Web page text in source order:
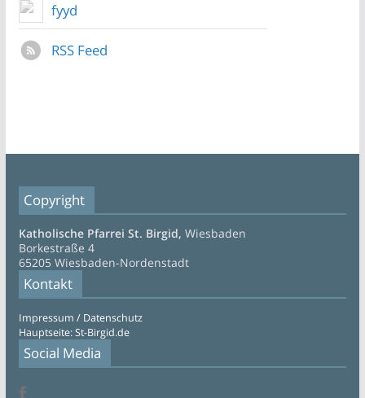
fyyd
RSS Feed
Copyright
Katholische Pfarrei St. Birgid, Wiesbaden
Borkestraße 4
65205 Wiesbaden-Nordenstadt
Kontakt
Impressum / Datenschutz
Hauptseite: St-Birgid.de
Social Media